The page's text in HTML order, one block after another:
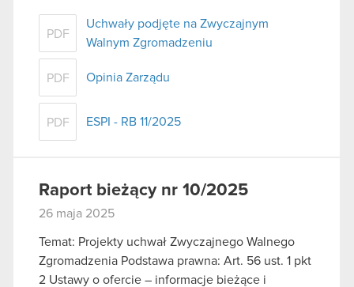
PDF
Uchwały podjęte na Zwyczajnym
Walnym Zgromadzeniu
PDF Opinia Zarządu
PDF ESPI - RB 11/2025
Raport bieżący nr 10/2025
26 maja 2025
Temat: Projekty uchwał Zwyczajnego Walnego
Zgromadzenia Podstawa prawna: Art. 56 ust. 1 pkt
2 Ustawy o ofercie – informacje bieżące i